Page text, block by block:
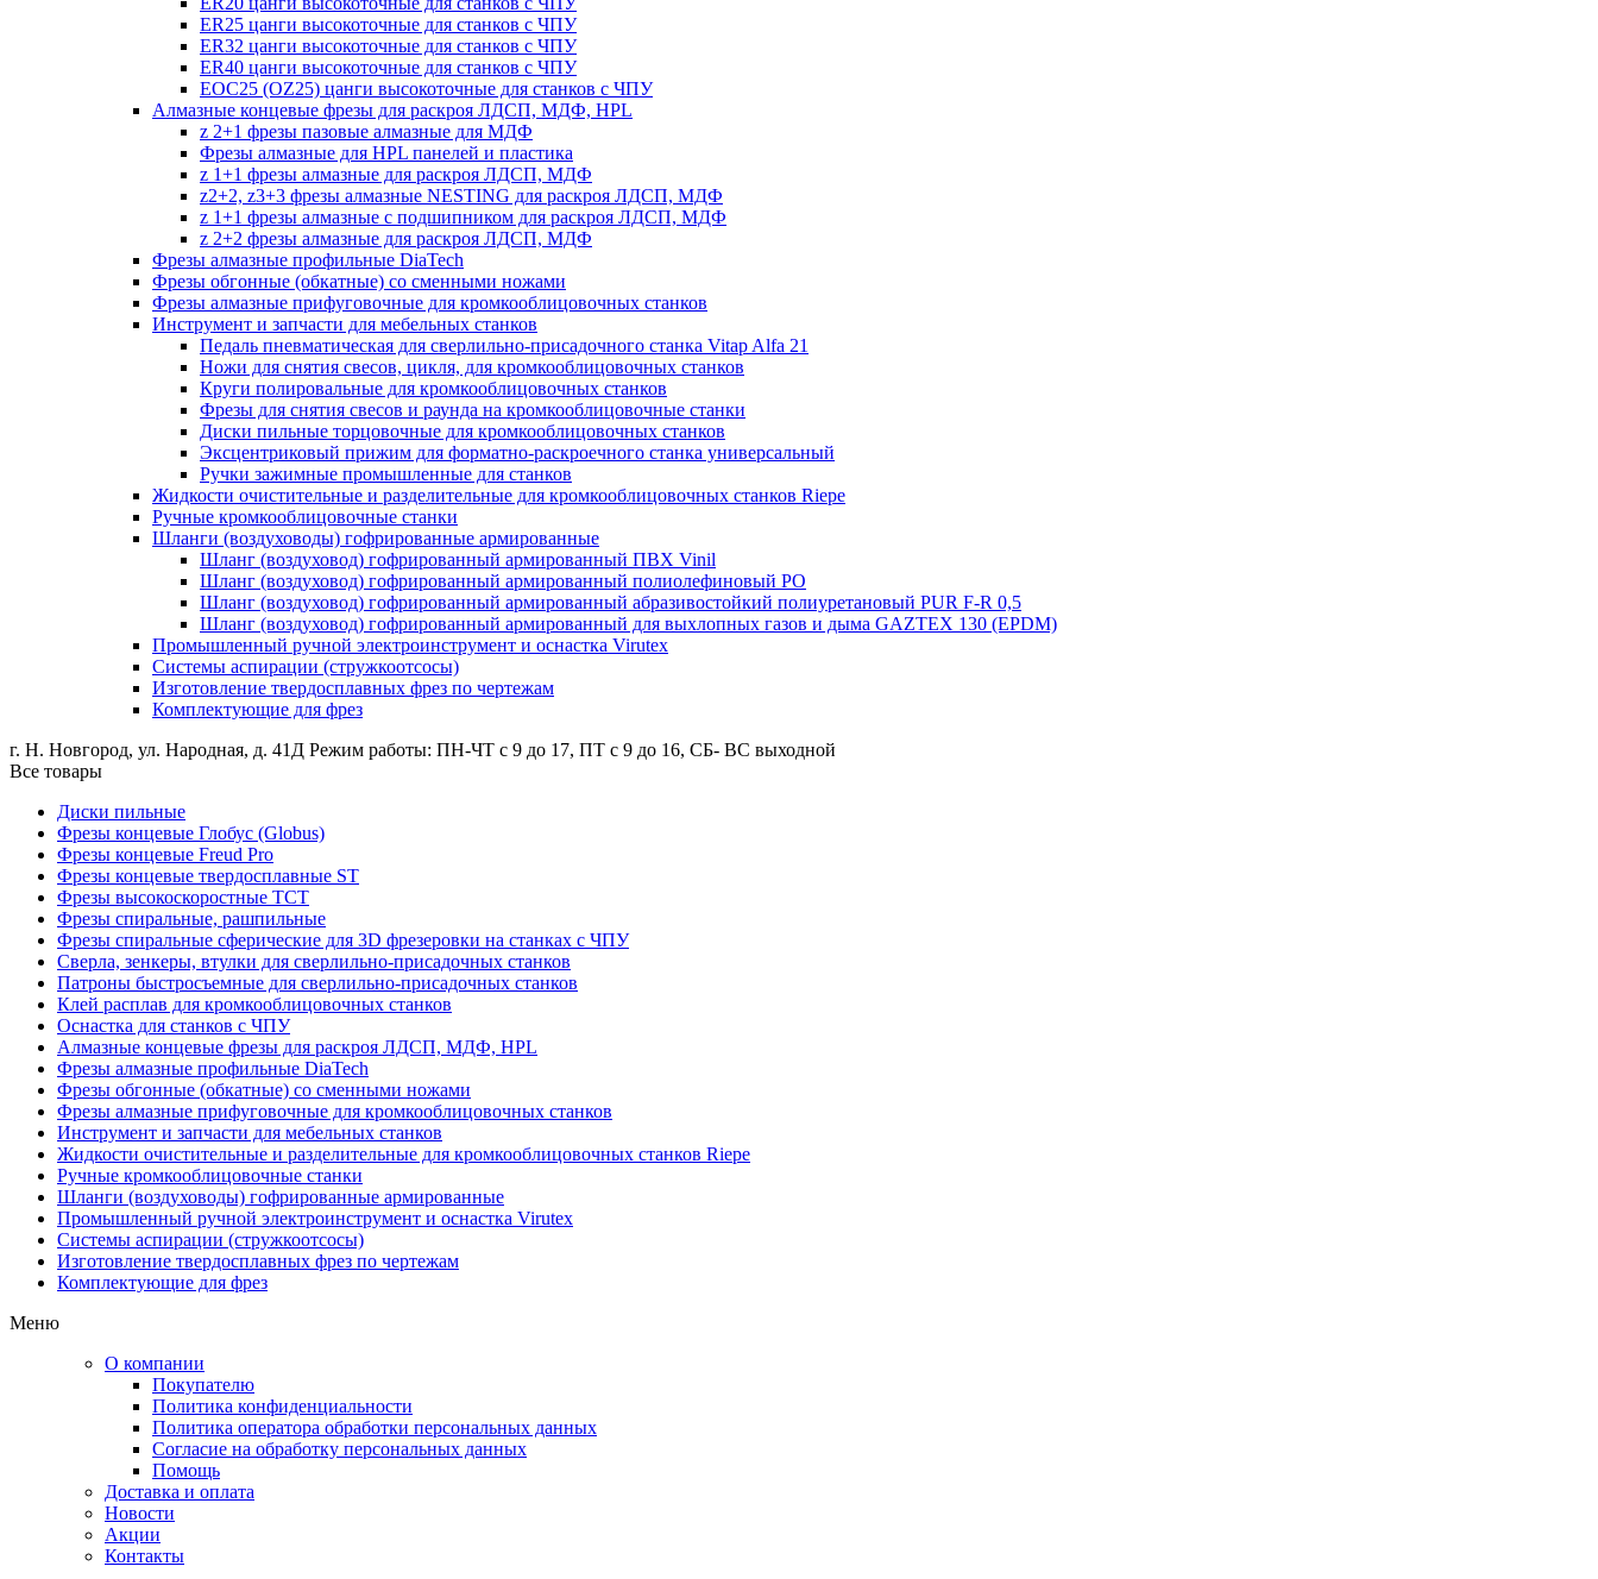
ER25 цанги высокоточные для станков с ЧПУ
ER32 цанги высокоточные для станков с ЧПУ
ER40 цанги высокоточные для станков с ЧПУ
EOC25 (OZ25) цанги высокоточные для станков с ЧПУ
Алмазные концевые фрезы для раскроя ЛДСП, МДФ, HPL
z 2+1 фрезы пазовые алмазные для МДФ
Фрезы алмазные для HPL панелей и пластика
z 1+1 фрезы алмазные для раскроя ЛДСП, МДФ
z2+2, z3+3 фрезы алмазные NESTING для раскроя ЛДСП, МДФ
z 1+1 фрезы алмазные с подшипником для раскроя ЛДСП, МДФ
z 2+2 фрезы алмазные для раскроя ЛДСП, МДФ
Фрезы алмазные профильные DiaTech
Фрезы обгонные (обкатные) со сменными ножами
Фрезы алмазные прифуговочные для кромкооблицовочных станков
Инструмент и запчасти для мебельных станков
Педаль пневматическая для сверлильно-присадочного станка Vitap Alfa 21
Ножи для снятия свесов, цикля, для кромкооблицовочных станков
Круги полировальные для кромкооблицовочных станков
Фрезы для снятия свесов и раунда на кромкооблицовочные станки
Диски пильные торцовочные для кромкооблицовочных станков
Эксцентриковый прижим для форматно-раскроечного станка универсальный
Ручки зажимные промышленные для станков
Жидкости очистительные и разделительные для кромкооблицовочных станков Riepe
Ручные кромкооблицовочные станки
Шланги (воздуховоды) гофрированные армированные
Шланг (воздуховод) гофрированный армированный ПВХ Vinil
Шланг (воздуховод) гофрированный армированный полиолефиновый PO
Шланг (воздуховод) гофрированный армированный абразивостойкий полиуретановый PUR F-R 0,5
Шланг (воздуховод) гофрированный армированный для выхлопных газов и дыма GAZTEX 130 (EPDM)
Промышленный ручной электроинструмент и оснастка Virutex
Системы аспирации (стружкоотсосы)
Изготовление твердосплавных фрез по чертежам
Комплектующие для фрез
г. Н. Новгород, ул. Народная, д. 41Д Режим работы: ПН-ЧТ с 9 до 17, ПТ с 9 до 16, СБ- ВС выходной
Все товары
Диски пильные
Фрезы концевые Глобус (Globus)
Фрезы концевые Freud Pro
Фрезы концевые твердосплавные ST
Фрезы высокоскоростные ТСТ
Фрезы спиральные, рашпильные
Фрезы спиральные сферические для 3D фрезеровки на станках с ЧПУ
Сверла, зенкеры, втулки для сверлильно-присадочных станков
Патроны быстросъемные для сверлильно-присадочных станков
Клей расплав для кромкооблицовочных станков
Оснастка для станков с ЧПУ
Алмазные концевые фрезы для раскроя ЛДСП, МДФ, HPL
Фрезы алмазные профильные DiaTech
Фрезы обгонные (обкатные) со сменными ножами
Фрезы алмазные прифуговочные для кромкооблицовочных станков
Инструмент и запчасти для мебельных станков
Жидкости очистительные и разделительные для кромкооблицовочных станков Riepe
Ручные кромкооблицовочные станки
Шланги (воздуховоды) гофрированные армированные
Промышленный ручной электроинструмент и оснастка Virutex
Системы аспирации (стружкоотсосы)
Изготовление твердосплавных фрез по чертежам
Комплектующие для фрез
Меню
О компании
Покупателю
Политика конфиденциальности
Политика оператора обработки персональных данных
Согласие на обработку персональных данных
Помощь
Доставка и оплата
Новости
Акции
Контакты